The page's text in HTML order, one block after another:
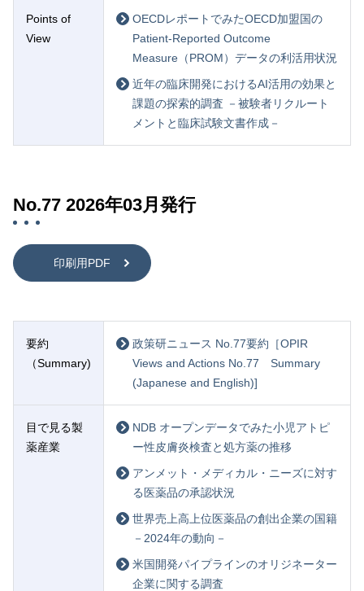
Points of
View
OECDレポートでみたOECD加盟国の
Patient-Reported Outcome
Measure（PROM）データの利活用状況
近年の臨床開発におけるAI活用の効果と
課題の探索的調査 －被験者リクルート
メントと臨床試験文書作成－
No.77 2026年03月発行
印刷用PDF
要約
（Summary)
政策研ニュース No.77要約［OPIR
Views and Actions No.77 Summary
(Japanese and English)]
目で見る製
薬産業
NDB オープンデータでみた小児アトピ
ー性皮膚炎検査と処方薬の推移
アンメット・メディカル・ニーズに対す
る医薬品の承認状況
世界売上高上位医薬品の創出企業の国籍
－2024年の動向－
米国開発パイプラインのオリジネーター
企業に関する調査